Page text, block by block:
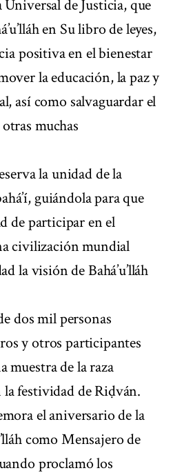
Universal de Justicia, que
en Su libro de leyes,
positiva en el bienestar
la educación, la paz y
así como salvaguardar el
muchas
la unidad de la
guiándola para que
de participar en el
civilización mundial
la visión de Bahá’u’lláh
dos mil personas
y otros participantes
muestra de la raza
festividad de Riḍván.
el aniversario de la
como Mensajero de
proclamó los